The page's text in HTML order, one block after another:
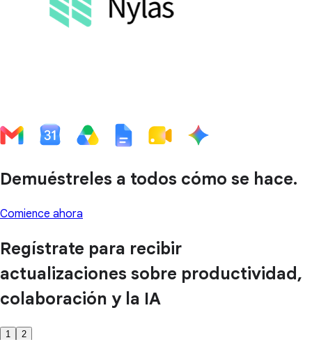
Demuéstreles a todos cómo se hace.
Comience ahora
Regístrate para recibir
actualizaciones sobre productividad,
colaboración y la IA
1 2